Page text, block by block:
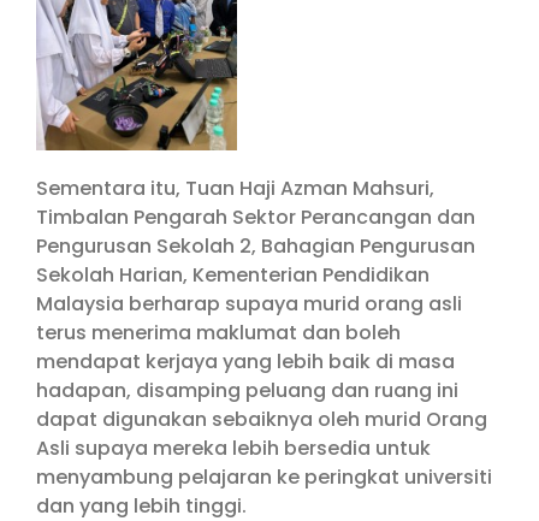
Sementara itu, Tuan Haji Azman Mahsuri,
Timbalan Pengarah Sektor Perancangan dan
Pengurusan Sekolah 2, Bahagian Pengurusan
Sekolah Harian, Kementerian Pendidikan
Malaysia berharap supaya murid orang asli
terus menerima maklumat dan boleh
mendapat kerjaya yang lebih baik di masa
hadapan, disamping peluang dan ruang ini
dapat digunakan sebaiknya oleh murid Orang
Asli supaya mereka lebih bersedia untuk
menyambung pelajaran ke peringkat universiti
dan yang lebih tinggi.